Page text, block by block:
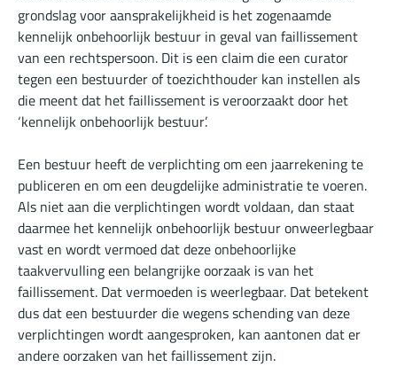
grondslag voor aansprakelijkheid is het zogenaamde
kennelijk onbehoorlijk bestuur in geval van faillissement
van een rechtspersoon. Dit is een claim die een curator
tegen een bestuurder of toezichthouder kan instellen als
die meent dat het faillissement is veroorzaakt door het
‘kennelijk onbehoorlijk bestuur’.
Een bestuur heeft de verplichting om een jaarrekening te
publiceren en om een deugdelijke administratie te voeren.
Als niet aan die verplichtingen wordt voldaan, dan staat
daarmee het kennelijk onbehoorlijk bestuur onweerlegbaar
vast en wordt vermoed dat deze onbehoorlijke
taakvervulling een belangrijke oorzaak is van het
faillissement. Dat vermoeden is weerlegbaar. Dat betekent
dus dat een bestuurder die wegens schending van deze
verplichtingen wordt aangesproken, kan aantonen dat er
andere oorzaken van het faillissement zijn.